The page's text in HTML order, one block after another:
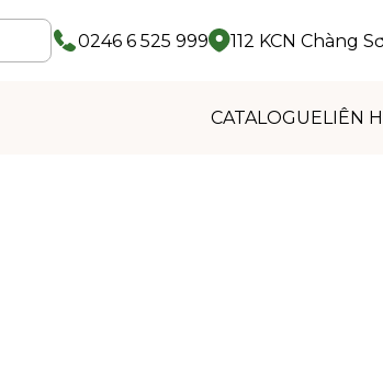
0246 6 525 999 112 KCN Chàng
CATALOGUELIÊN